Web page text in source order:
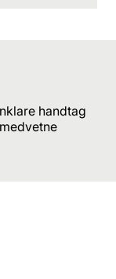
handtag